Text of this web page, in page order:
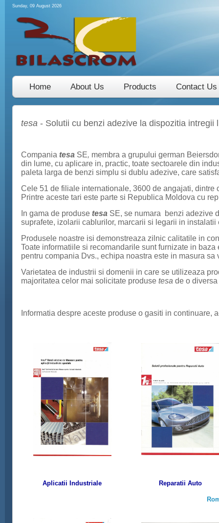
Sunday, 09 August 2026
Home About Us Products Contact Us
tesa - Solutii cu benzi adezive la dispozitia intregii
Compania tesa SE, membra a grupului german
din lume, cu aplicare in, practic, toate sectoarele din
paleta larga de benzi simplu si dublu adezive, care
Cele 51 de filiale internationale, 3600 de angajati,
Printre aceste tari este parte si Republica Moldova cu
In gama de produse tesa SE, se numara benzi adezive
suprafete, izolarii cablurilor, marcarii si legarii in instalatii
Produsele noastre isi demonstreaza zilnic calitatile in
Toate informatiile si recomandarile sunt furnizate in
pentru compania Dvs., echipa noastra este in masura
Varietatea de industrii si domenii in care se utilizeaza
majoritatea celor mai solicitate produse tesa de o
Informatia despre aceste produse o gasiti in
Aplicatii Industriale Reparatii Auto